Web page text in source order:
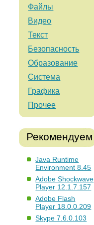
Файлы
Видео
Текст
Безопасность
Образование
Система
Графика
Прочее
Рекомендуем
Java Runtime
Environment 8.45
Adobe Shockwave
Player 12.1.7.157
Adobe Flash
Player 18.0.0.209
Skype 7.6.0.103